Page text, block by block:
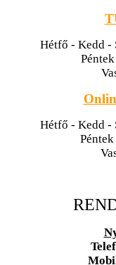
Hétfő - Kedd -
Hétfő - Kedd -